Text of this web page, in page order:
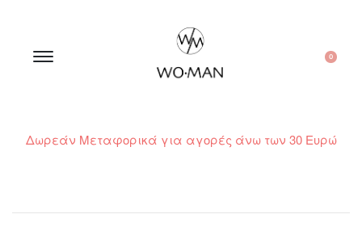
0
Δωρεάν Μεταφορικά για αγορές άνω των 30 Ευρώ